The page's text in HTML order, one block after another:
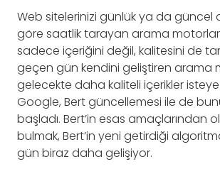
Web sitelerinizi günlük ya da güncel
göre saatlik tarayan arama
sadece içeriğini değil, kalitesini de
geçen gün kendini geliştiren arama
gelecekte daha kaliteli içerikler
Google, Bert güncellemesi ile de
başladı. Bert’in esas amaçlarından
bulmak, Bert’in yeni getirdiği
gün biraz daha gelişiyor.